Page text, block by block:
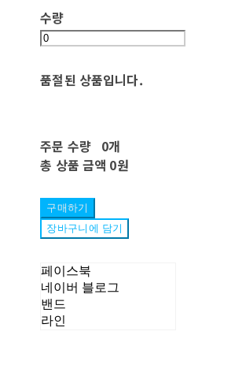
수량
품절된 상품입니다.
주문 수량 0개
총 상품 금액 0원
구매하기
장바구니에 담기
페이스북
네이버 블로그
밴드
라인